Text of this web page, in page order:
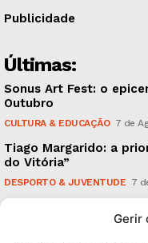
Gerir
Publicidade
Últimas:
Sonus Art Fest: o
Outubro
CULTURA & EDUCAÇÃO 7 de
Tiago Margarido: a
do Vitória”
DESPORTO & JUVENTUDE 7
caudais e antecipa